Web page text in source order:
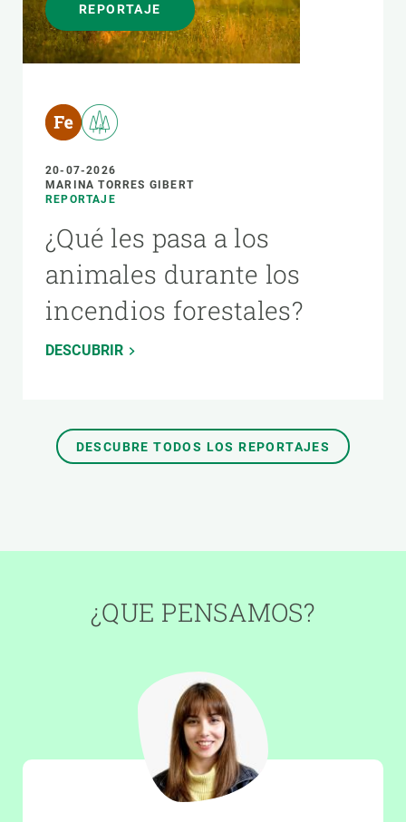
REPORTAJE
20-07-2026
MARINA TORRES GIBERT
REPORTAJE
¿Qué les pasa a los
animales durante los
incendios forestales?
DESCUBRIR
DESCUBRE TODOS LOS REPORTAJES
¿QUE PENSAMOS?